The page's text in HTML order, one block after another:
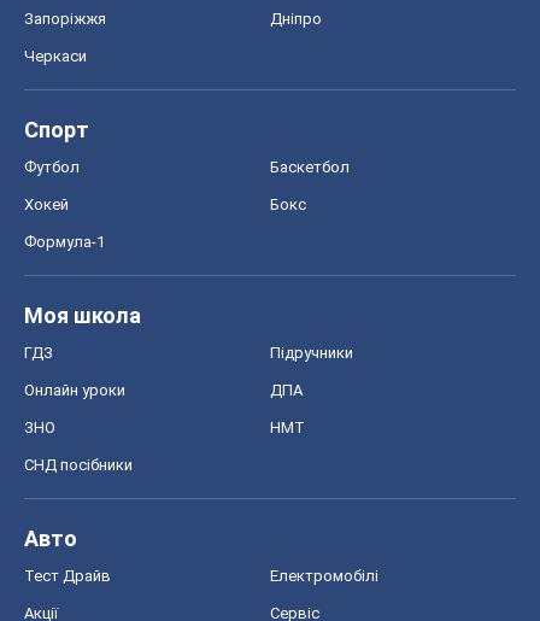
Запоріжжя Дніпро
Черкаси
Спорт
Футбол Баскетбол
Хокей Бокс
Формула-1
Моя школа
ГДЗ Підручники
Онлайн уроки ДПА
ЗНО НМТ
СНД посібники
Авто
Тест Драйв Електромобілі
Акції Сервіс